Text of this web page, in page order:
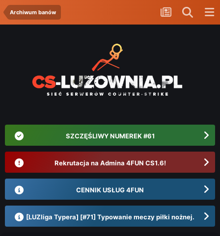
Archiwum banów
SZCZĘŚLIWY NUMEREK #61
Rekrutacja na Admina 4FUN CS1.6!
CENNIK USŁUG 4FUN
[LUZliga Typera] [#71] Typowanie meczy piłki nożnej.